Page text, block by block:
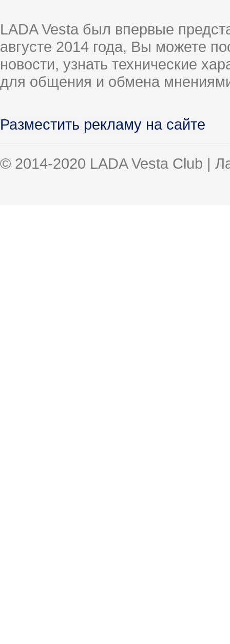
LADA Vesta был впервые
августе 2014 года, Вы можете
новости, узнать технические
для общения и обмена
Разместить рекламу на сайте
© 2014-2020 LADA Vesta Club |